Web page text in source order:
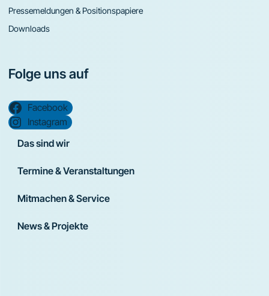
Pressemeldungen & Positionspapiere
Downloads
Folge uns auf
Facebook
Instagram
Das sind wir
Termine & Veranstaltungen
Mitmachen & Service
News & Projekte